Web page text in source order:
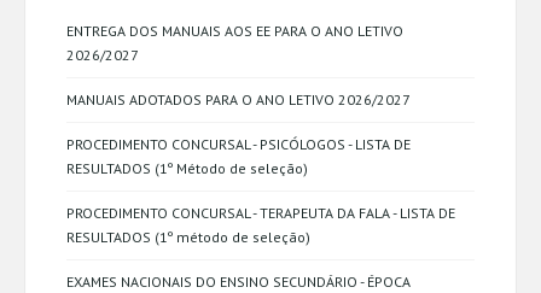
ENTREGA DOS MANUAIS AOS EE PARA O ANO LETIVO
2026/2027
MANUAIS ADOTADOS PARA O ANO LETIVO 2026/2027
PROCEDIMENTO CONCURSAL - PSICÓLOGOS - LISTA DE
RESULTADOS (1º Método de seleção)
PROCEDIMENTO CONCURSAL - TERAPEUTA DA FALA - LISTA DE
RESULTADOS (1º método de seleção)
EXAMES NACIONAIS DO ENSINO SECUNDÁRIO - ÉPOCA